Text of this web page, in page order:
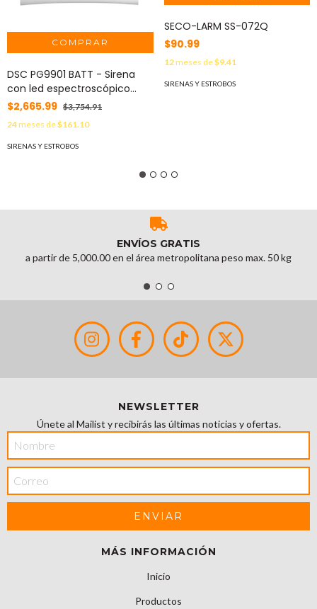
DSC PG9901 BATT - Sirena
con led espectroscópico
Interior 110 dB c/batería
Inalámbrica Power G
compatible con NEO, PRO,
Qolsys e IoTega
$2,665.99 $3,754.91
24meses de$161.10
SIRENAS Y ESTROBOS
SECO-LARM SS-072Q
$90.99
12meses de$9.41
SIRENAS Y ESTROBOS
ENVÍOS GRATIS
a partir de 5,000.00 en el área metropolitana peso max. 50 kg
NEWSLETTER
Únete al Mailist y recibirás las últimas noticias y ofertas.
MÁS INFORMACIÓN
Inicio
Productos